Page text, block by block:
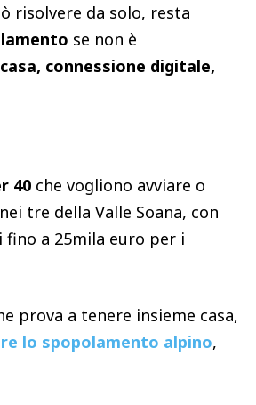
risolvere da solo, resta
se non è
casa, connessione digitale,
40 che vogliono avviare o
tre della Valle Soana, con
a 25mila euro per i
prova a tenere insieme casa,
lo spopolamento alpino,